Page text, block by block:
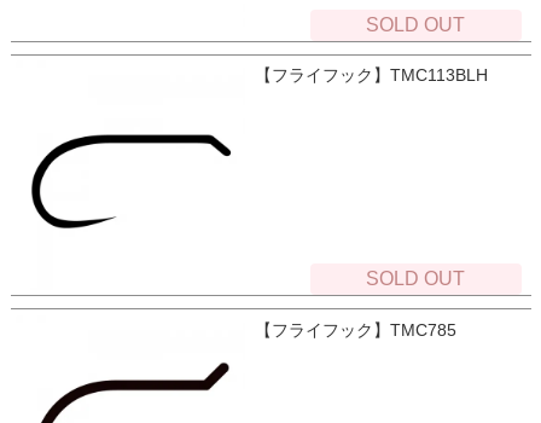
SOLD OUT
【フライフック】TMC113BLH
SOLD OUT
【フライフック】TMC785